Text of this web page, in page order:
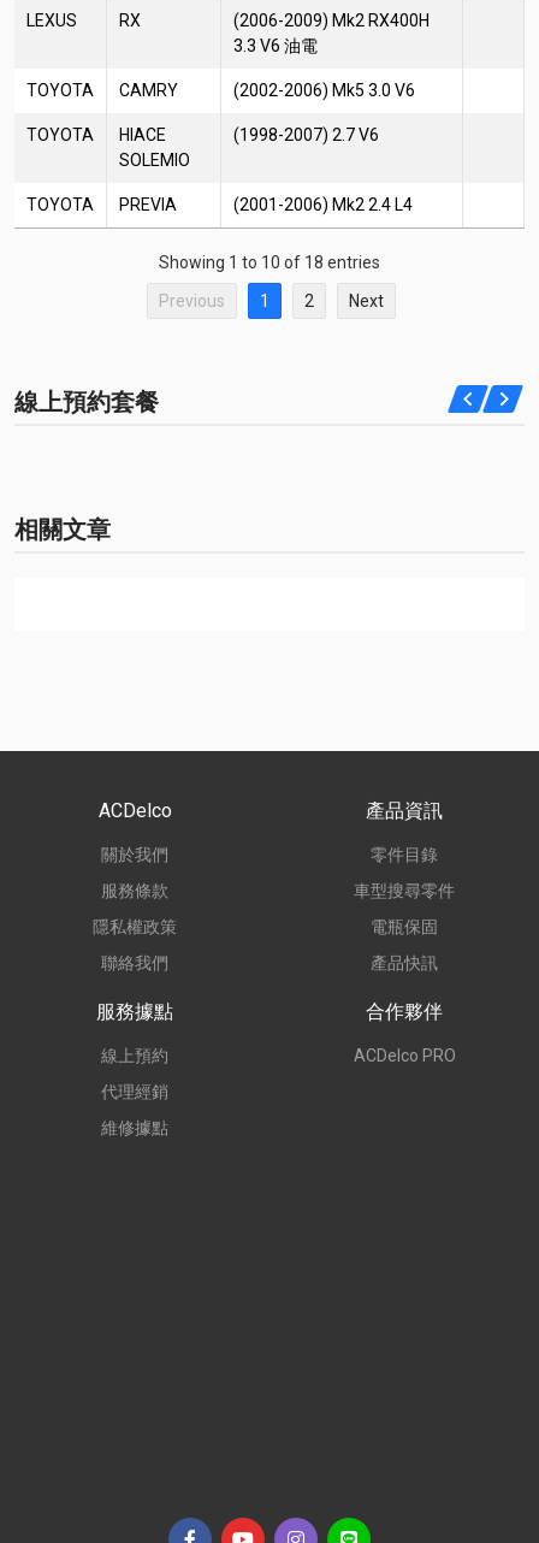
LEXUS RX
(2006-2009) Mk2 RX400H
3.3 V6 油電
TOYOTA CAMRY (2002-2006) Mk5 3.0 V6
TOYOTA
HIACE
SOLEMIO
(1998-2007) 2.7 V6
TOYOTA PREVIA (2001-2006) Mk2 2.4 L4
Showing 1 to 10 of 18 entries
Previous 1 2 Next
線上預約套餐
相關文章
ACDelco
關於我們
服務條款
隱私權政策
聯絡我們
產品資訊
零件目錄
車型搜尋零件
電瓶保固
產品快訊
服務據點
線上預約
代理經銷
維修據點
合作夥伴
ACDelco PRO